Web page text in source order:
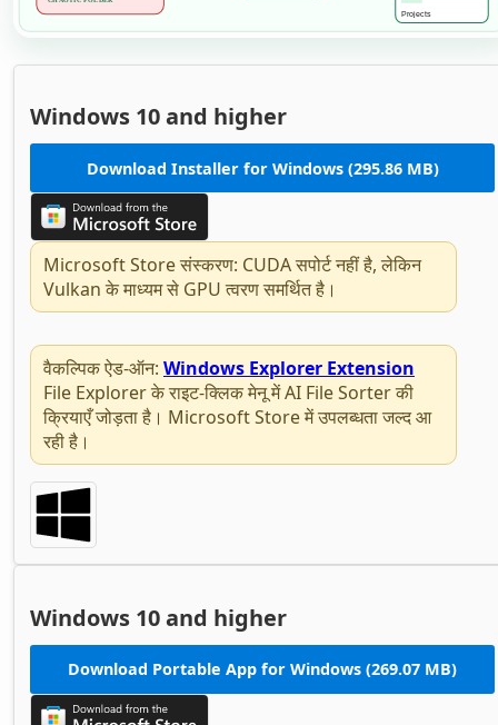
Windows 10 and higher
Download Installer for Windows (295.86 MB)
Microsoft Store संस्करण: CUDA सपोर्ट नहीं है, लेकिन
Vulkan के माध्यम से GPU त्वरण समर्थित है।
वैकल्पिक ऐड-ऑन: Windows Explorer Extension
File Explorer के राइट-क्लिक मेनू में AI File Sorter की
क्रियाएँ जोड़ता है। Microsoft Store में उपलब्धता जल्द आ
रही है।
Windows 10 and higher
Download Portable App for Windows (269.07 MB)